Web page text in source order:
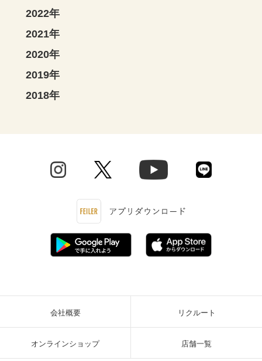
2022年
2021年
2020年
2019年
2018年
会社概要 リクルート
オンラインショップ 店舗一覧